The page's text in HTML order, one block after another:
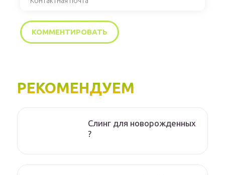
РЕКОМЕНДУЕМ
Слинг для новорожденных
?